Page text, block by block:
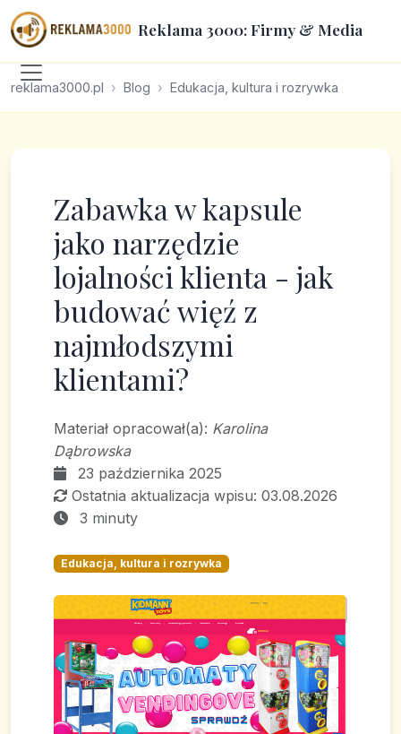
Reklama 3000: Firmy & Media
reklama3000.pl Blog Edukacja, kultura i rozrywka
Zabawka w kapsule
jako narzędzie
lojalności klienta - jak
budować więź z
najmłodszymi
klientami?
Materiał opracował(a): Karolina
Dąbrowska
23 października 2025
Ostatnia aktualizacja wpisu: 03.08.2026
3 minuty
Edukacja, kultura i rozrywka